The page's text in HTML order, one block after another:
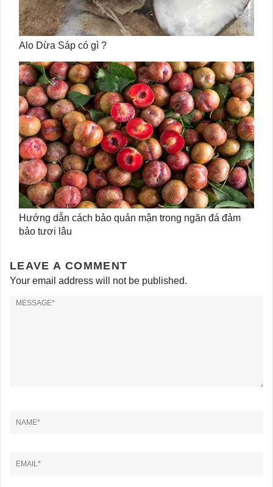
Alo Dừa Sáp có gì ?
Hướng dẫn cách bảo quản mận trong ngăn đá đảm
bảo tươi lâu
LEAVE A COMMENT
Your email address will not be published.